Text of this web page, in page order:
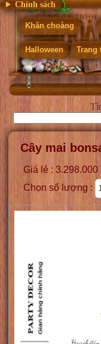
Chính sách
Khăn choàng
Halloween Trang
Cây mai
Giá lẻ :
Chọn số lượng :